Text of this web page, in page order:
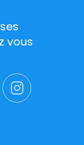
vous